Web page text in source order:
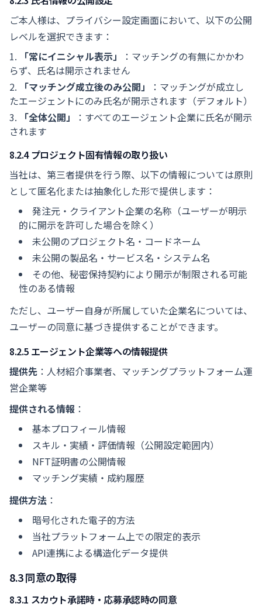
ご本人様は、プライバシー設定画面において、以下の公開
レベルを選択できます：
「常にイニシャル表示」
：マッチングの有無にかかわ
らず、氏名は開示されません
「マッチング成立後のみ公開」
：マッチングが成立し
たエージェントにのみ氏名が開示されます（デフォルト）
「全体公開」
：すべてのエージェント企業に氏名が開示
されます
8.2.4 プロジェクト固有情報の取り扱い
当社は、第三者提供を行う際、以下の情報については原則
として匿名化または抽象化した形で提供します：
発注元・クライアント企業の名称（ユーザーが明示
的に開示を許可した場合を除く）
未公開のプロジェクト名・コードネーム
未公開の製品名・サービス名・システム名
その他、秘密保持契約により開示が制限される可能
性のある情報
ただし、ユーザー自身が所属していた企業名については、
ユーザーの同意に基づき提供することができます。
8.2.5 エージェント企業等への情報提供
提供先 ：人材紹介事業者、マッチングプラットフォーム運
営企業等
提供される情報 ：
基本プロフィール情報
スキル・実績・評価情報（公開設定範囲内）
NFT証明書の公開情報
マッチング実績・成約履歴
提供方法 ：
暗号化された電子的方法
当社プラットフォーム上での限定的表示
API連携による構造化データ提供
8.3 同意の取得
8.3.1 スカウト承諾時・応募承認時の同意